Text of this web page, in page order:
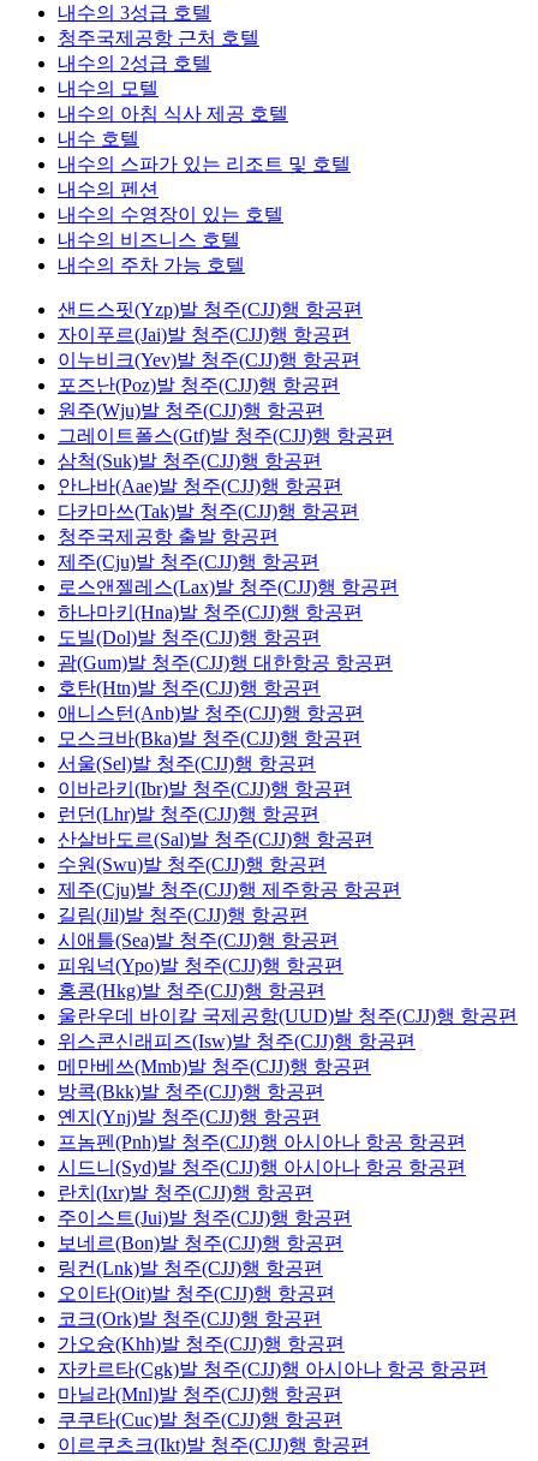
내수의 3성급 호텔
청주국제공항 근처 호텔
내수의 2성급 호텔
내수의 모텔
내수의 아침 식사 제공 호텔
내수 호텔
내수의 스파가 있는 리조트 및 호텔
내수의 펜션
내수의 수영장이 있는 호텔
내수의 비즈니스 호텔
내수의 주차 가능 호텔
샌드스핏(Yzp)발 청주(CJJ)행 항공편
자이푸르(Jai)발 청주(CJJ)행 항공편
이누비크(Yev)발 청주(CJJ)행 항공편
포즈난(Poz)발 청주(CJJ)행 항공편
원주(Wju)발 청주(CJJ)행 항공편
그레이트폴스(Gtf)발 청주(CJJ)행 항공편
삼척(Suk)발 청주(CJJ)행 항공편
안나바(Aae)발 청주(CJJ)행 항공편
다카마쓰(Tak)발 청주(CJJ)행 항공편
청주국제공항 출발 항공편
제주(Cju)발 청주(CJJ)행 항공편
로스앤젤레스(Lax)발 청주(CJJ)행 항공편
하나마키(Hna)발 청주(CJJ)행 항공편
도빌(Dol)발 청주(CJJ)행 항공편
괌(Gum)발 청주(CJJ)행 대한항공 항공편
호탄(Htn)발 청주(CJJ)행 항공편
애니스턴(Anb)발 청주(CJJ)행 항공편
모스크바(Bka)발 청주(CJJ)행 항공편
서울(Sel)발 청주(CJJ)행 항공편
이바라키(Ibr)발 청주(CJJ)행 항공편
런던(Lhr)발 청주(CJJ)행 항공편
산살바도르(Sal)발 청주(CJJ)행 항공편
수원(Swu)발 청주(CJJ)행 항공편
제주(Cju)발 청주(CJJ)행 제주항공 항공편
길림(Jil)발 청주(CJJ)행 항공편
시애틀(Sea)발 청주(CJJ)행 항공편
피워넉(Ypo)발 청주(CJJ)행 항공편
홍콩(Hkg)발 청주(CJJ)행 항공편
울란우데 바이칼 국제공항(UUD)발 청주(CJJ)행 항공편
위스콘신래피즈(Isw)발 청주(CJJ)행 항공편
메만베쓰(Mmb)발 청주(CJJ)행 항공편
방콕(Bkk)발 청주(CJJ)행 항공편
옌지(Ynj)발 청주(CJJ)행 항공편
프놈펜(Pnh)발 청주(CJJ)행 아시아나 항공 항공편
시드니(Syd)발 청주(CJJ)행 아시아나 항공 항공편
란치(Ixr)발 청주(CJJ)행 항공편
주이스트(Jui)발 청주(CJJ)행 항공편
보네르(Bon)발 청주(CJJ)행 항공편
링컨(Lnk)발 청주(CJJ)행 항공편
오이타(Oit)발 청주(CJJ)행 항공편
코크(Ork)발 청주(CJJ)행 항공편
가오슝(Khh)발 청주(CJJ)행 항공편
자카르타(Cgk)발 청주(CJJ)행 아시아나 항공 항공편
마닐라(Mnl)발 청주(CJJ)행 항공편
쿠쿠타(Cuc)발 청주(CJJ)행 항공편
이르쿠츠크(Ikt)발 청주(CJJ)행 항공편